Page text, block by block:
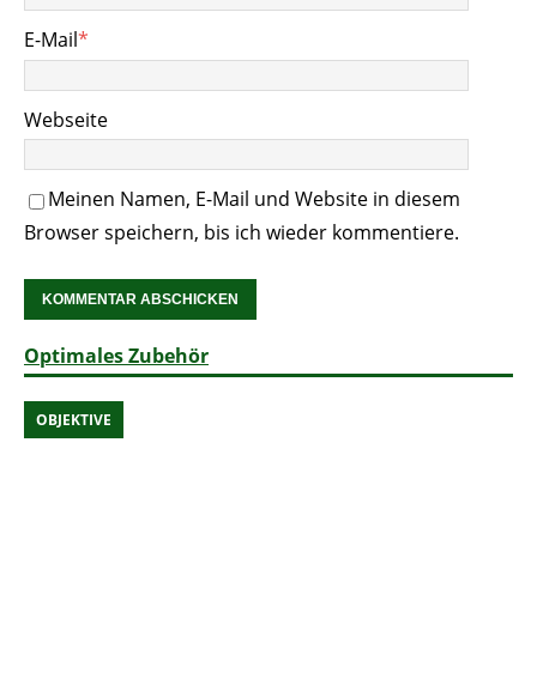
E-Mail*
Webseite
Meinen Namen, E-Mail und Website in diesem
Browser speichern, bis ich wieder kommentiere.
Optimales Zubehör
OBJEKTIVE